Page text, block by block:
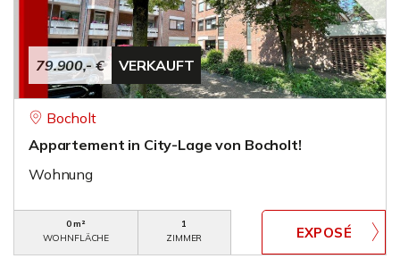
79.900,- € VERKAUFT
Bocholt
Appartement in City-Lage von Bocholt!
Wohnung
0 m²
WOHNFLÄCHE
1
ZIMMER